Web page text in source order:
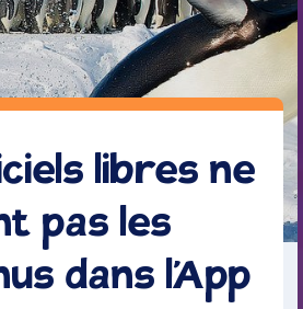
libres ne
pas les
dans l’App